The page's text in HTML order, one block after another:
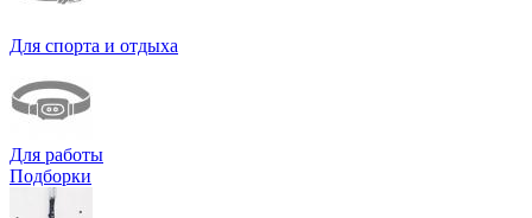
Для спорта и отдыха
Для работы
Подборки